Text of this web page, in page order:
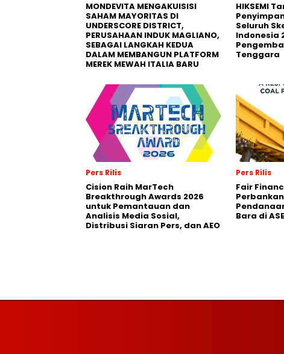
MONDEVITA MENGAKUISISI
SAHAM MAYORITAS DI
UNDERSCORE DISTRICT,
PERUSAHAAN INDUK MAGLIANO,
SEBAGAI LANGKAH KEDUA
DALAM MEMBANGUN PLATFORM
MEREK MEWAH ITALIA BARU
HIKSEMI
Seluruh
Indonesia
Tenggara
Pers Rilis
Cision Raih MarTech
Breakthrough Awards 2026
untuk Pemantauan dan
Analisis Media Sosial,
Distribusi Siaran Pers, dan AEO
Pers Rilis
Fair
Bara di